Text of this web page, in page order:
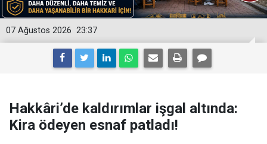
23:37
07 Ağustos 2026
Hakkâri’de kaldırımlar işgal altında:
Kira ödeyen esnaf patladı!